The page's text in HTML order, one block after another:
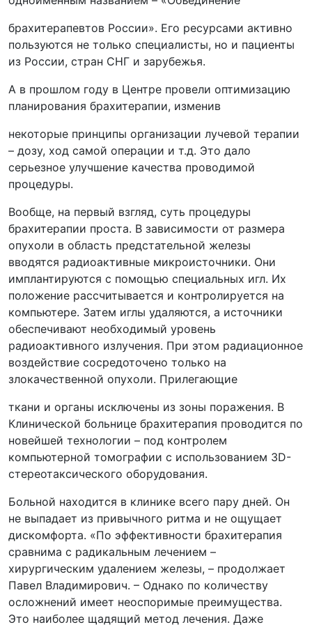
брахитерапевтов России». Его ресурсами активно
пользуются не только специалисты, но и пациенты
из России, стран СНГ и зарубежья.
А в прошлом году в Центре провели оптимизацию
планирования брахитерапии, изменив
некоторые принципы организации лучевой терапии
– дозу, ход самой операции и т.д. Это дало
серьезное улучшение качества проводимой
процедуры.
Вообще, на первый взгляд, суть процедуры
брахитерапии проста. В зависимости от размера
опухоли в область предстательной железы
вводятся радиоактивные микроисточники. Они
имплантируются с помощью специальных игл. Их
положение рассчитывается и контролируется на
компьютере. Затем иглы удаляются, а источники
обеспечивают необходимый уровень
радиоактивного излучения. При этом радиационное
воздействие сосредоточено только на
злокачественной опухоли. Прилегающие
ткани и органы исключены из зоны поражения. В
Клинической больнице брахитерапия проводится по
новейшей технологии – под контролем
компьютерной томографии с использованием 3D-
стереотаксического оборудования.
Больной находится в клинике всего пару дней. Он
не выпадает из привычного ритма и не ощущает
дискомфорта. «По эффективности брахитерапия
сравнима с радикальным лечением –
хирургическим удалением железы, – продолжает
Павел Владимирович. – Однако по количеству
осложнений имеет неоспоримые преимущества.
Это наиболее щадящий метод лечения. Даже